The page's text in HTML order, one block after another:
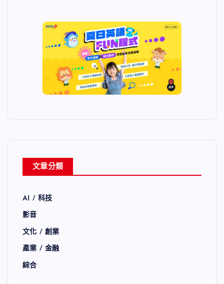
文章分類
AI / 科技
影音
文化 / 創業
產業 / 金融
綜合